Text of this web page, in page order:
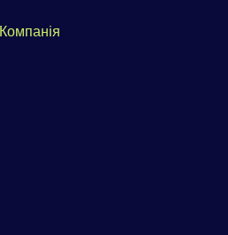
Компанія